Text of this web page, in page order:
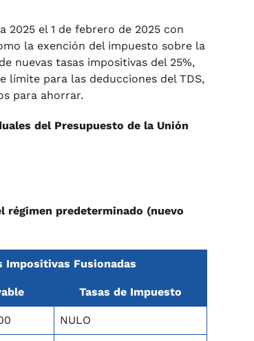
2025 el 1 de febrero de 2025 con
la exención del impuesto sobre la
nuevas tasas impositivas del 25%,
límite para las deducciones del TDS,
para ahorrar.
del Presupuesto de la Unión
régimen predeterminado (nuevo
Impositivas Fusionadas
Tasas de Impuesto
NULO